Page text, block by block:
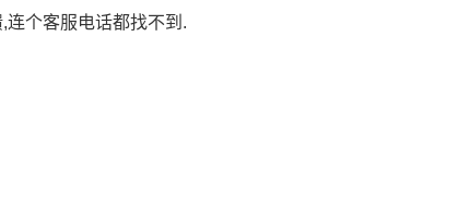
个客服电话都找不到.